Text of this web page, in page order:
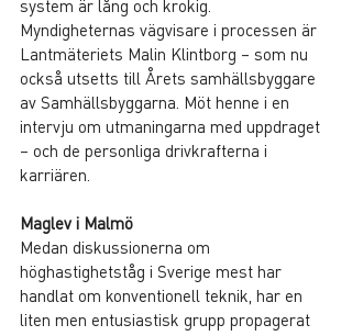
system är lång och krokig.
Myndigheternas vägvisare i processen är
Lantmäteriets Malin Klintborg – som nu
också utsetts till Årets samhällsbyggare
av Samhällsbyggarna. Möt henne i en
intervju om utmaningarna med uppdraget
– och de personliga drivkrafterna i
karriären.
Maglev i Malmö
Medan diskussionerna om
höghastighetståg i Sverige mest har
handlat om konventionell teknik, har en
liten men entusiastisk grupp propagerat